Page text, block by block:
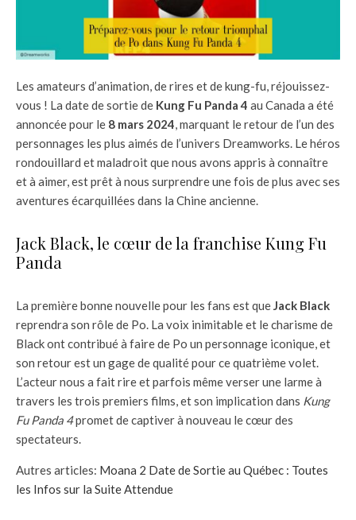
Les amateurs d’animation, de rires et de kung-fu, réjouissez-
vous ! La date de sortie de Kung Fu Panda 4 au Canada a été
annoncée pour le 8 mars 2024, marquant le retour de l’un des
personnages les plus aimés de l’univers Dreamworks. Le héros
rondouillard et maladroit que nous avons appris à connaître
et à aimer, est prêt à nous surprendre une fois de plus avec ses
aventures écarquillées dans la Chine ancienne.
Jack Black, le cœur de la franchise Kung Fu
Panda
La première bonne nouvelle pour les fans est queJack Black
reprendra son rôle de Po. La voix inimitable et le charisme de
Black ont contribué à faire de Po un personnage iconique, et
son retour est un gage de qualité pour ce quatrième volet.
L’acteur nous a fait rire et parfois même verser une larme à
travers les trois premiers films, et son implication dans Kung
Fu Panda 4promet de captiver à nouveau le cœur des
spectateurs.
Autres articles: Moana 2 Date de Sortie au Québec : Toutes
les Infos sur la Suite Attendue